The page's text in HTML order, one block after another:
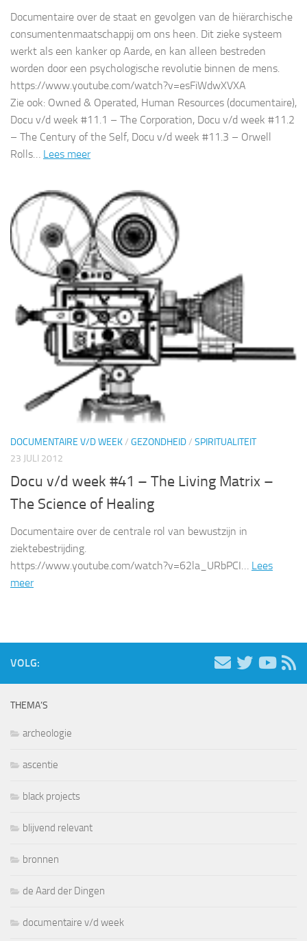
Documentaire over de staat en gevolgen van de hiërarchische
consumentenmaatschappij om ons heen. Dit zieke systeem
werkt als een kanker op Aarde, en kan alleen bestreden
worden door een psychologische revolutie binnen de mens.
https://www.youtube.com/watch?v=esFiWdwXVXA
Zie ook: Owned & Operated, Human Resources (documentaire),
Docu v/d week #11.1 – The Corporation, Docu v/d week #11.2
– The Century of the Self, Docu v/d week #11.3 – Orwell
Rolls… Lees meer
DOCUMENTAIRE V/D WEEK/ GEZONDHEID/ SPIRITUALITEIT
23 JULI 2012
Docu v/d week #41 – The Living Matrix –
The Science of Healing
Documentaire over de centrale rol van bewustzijn in
ziektebestrijding.
https://www.youtube.com/watch?v=62la_URbPCI… Lees
meer
VOLG:
THEMA’S
archeologie
ascentie
black projects
blijvend relevant
bronnen
de Aard der Dingen
documentaire v/d week